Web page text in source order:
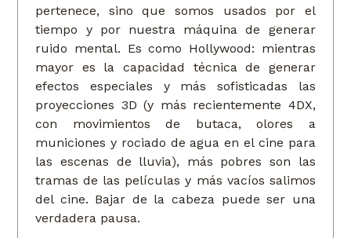
pertenece, sino que somos usados por el
tiempo y por nuestra máquina de generar
ruido mental. Es como Hollywood: mientras
mayor es la capacidad técnica de generar
efectos especiales y más sofisticadas las
proyecciones 3D (y más recientemente 4DX,
con movimientos de butaca, olores a
municiones y rociado de agua en el cine para
las escenas de lluvia), más pobres son las
tramas de las películas y más vacíos salimos
del cine. Bajar de la cabeza puede ser una
verdadera pausa.